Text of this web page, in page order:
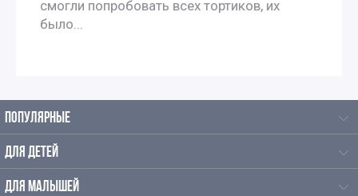
смогли попробовать всех тортиков, их
было...
ПОПУЛЯРНЫЕ
ДЛЯ ДЕТЕЙ
ДЛЯ МАЛЫШЕЙ